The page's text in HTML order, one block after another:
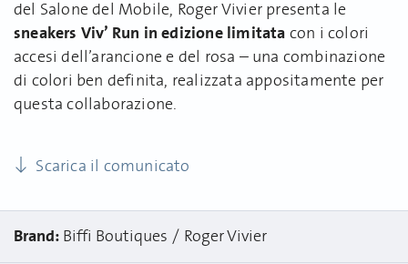
del Salone del Mobile, Roger Vivier presenta le
sneakers Viv’ Run in edizione limitata con i colori
accesi dell’arancione e del rosa – una combinazione
di colori ben definita, realizzata appositamente per
questa collaborazione.
Scarica il comunicato
Brand: Biffi Boutiques Roger Vivier